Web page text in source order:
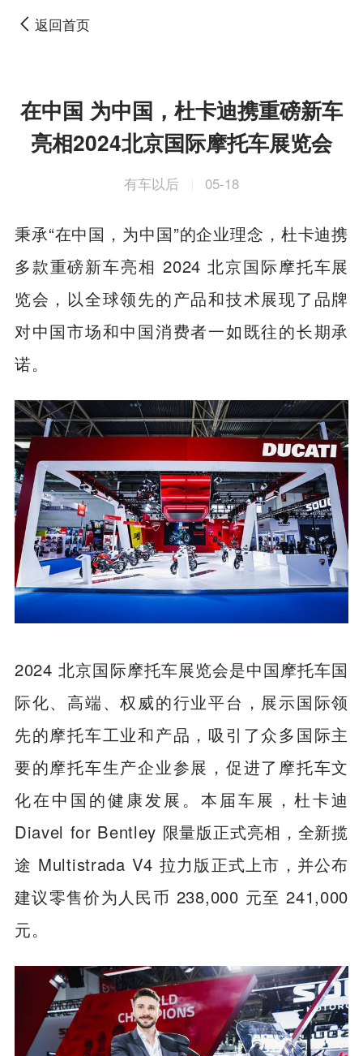
返回首页
在中国 为中国，杜卡迪携重磅新车
亮相2024北京国际摩托车展览会
有车以后 05-18
秉承“在中国，为中国”的企业理念，杜卡迪携
多款重磅新车亮相 2024 北京国际摩托车展
览会，以全球领先的产品和技术展现了品牌
对中国市场和中国消费者一如既往的长期承
诺。
2024 北京国际摩托车展览会是中国摩托车国
际化、高端、权威的行业平台，展示国际领
先的摩托车工业和产品，吸引了众多国际主
要的摩托车生产企业参展，促进了摩托车文
化在中国的健康发展。本届车展，杜卡迪
Diavel for Bentley 限量版正式亮相，全新揽
途 Multistrada V4 拉力版正式上市，并公布
建议零售价为人民币 238,000 元至 241,000
元。